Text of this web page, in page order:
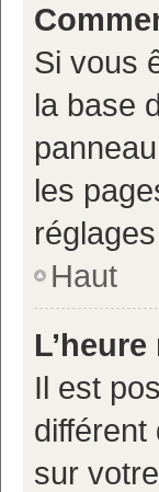
Si vous
la base
les
Haut
Il est
différent
sur